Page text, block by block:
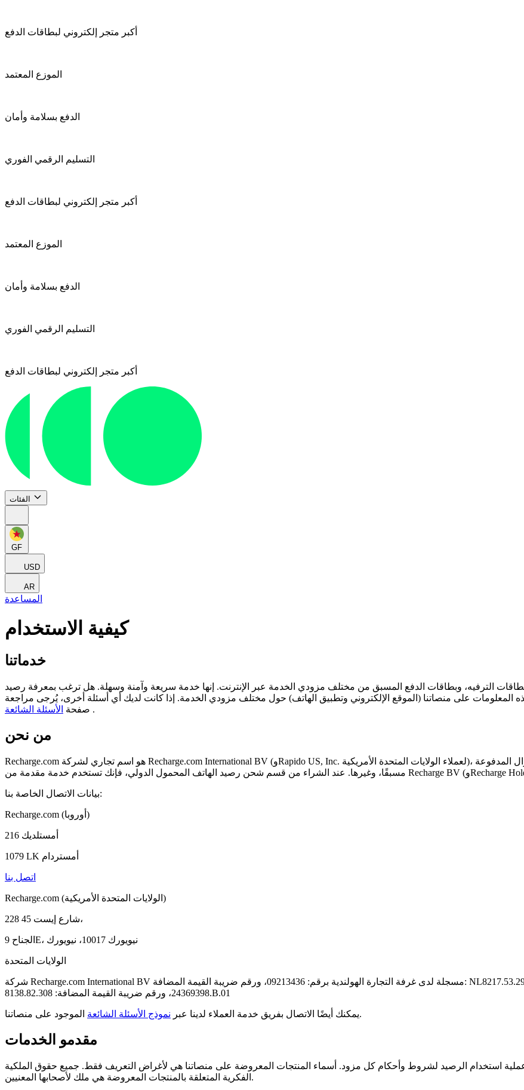
أكبر متجر إلكتروني لبطاقات الدفع
الموزع المعتمد
الدفع بسلامة وأمان
التسليم الرقمي الفوري
أكبر متجر إلكتروني لبطاقات الدفع
الموزع المعتمد
الدفع بسلامة وأمان
التسليم الرقمي الفوري
أكبر متجر إلكتروني لبطاقات الدفع
الفئات
GF
USD
AR
المساعدة
كيفية الاستخدام
خدماتنا
الترفيه، وبطاقات الدفع المسبق من مختلف مزودي الخدمة عبر الإنترنت. إنها خدمة سريعة وآمنة وسهلة. هل ترغب بمعرفة رصيد
على منصاتنا (الموقع الإلكتروني وتطبيق الهاتف) حول مختلف مزودي الخدمة. إذا كانت لديك أي أسئلة أخرى، يُرجى مراجعة
صفحة الأسئلة الشائعة .
من نحن
Recharge.com هو اسم تجاري لشركة Recharge.com International BV (وRapido US, Inc. لعملاء الولايات المتحدة الأمريكية)، حيث يمكنك شراء رصيد المكالمات، وبطاقات هدايا الترفيه، والأموال المدفوعة
بيانات الاتصال الخاصة بنا:
Recharge.com (أوروبا)
أمستلديك 216
1079 LK أمستردام
اتصل بنا
Recharge.com (الولايات المتحدة الأمريكية)
228 شارع إيست 45،
الجناح 9E، نيويورك 10017، نيويورك
الولايات المتحدة
شركة Recharge.com International BV مسجلة لدى غرفة التجارة الهولندية برقم: 09213436، ورقم ضريبة القيمة المضافة: NL8217.53.290. شركة Recharge BV مسجلة لدى غرفة التجارة الهولندية برقم:
24369398، ورقم ضريبة القيمة المضافة: 8138.82.308.B.01
يمكنك أيضًا الاتصال بفريق خدمة العملاء لدينا عبر نموذج الأسئلة الشائعة الموجود على منصاتنا.
مقدمو الخدمات
استخدام الرصيد لشروط وأحكام كل مزود. أسماء المنتجات المعروضة على منصاتنا هي لأغراض التعريف فقط. جميع حقوق الملكية
الفكرية المتعلقة بالمنتجات المعروضة هي ملك لأصحابها المعنيين.